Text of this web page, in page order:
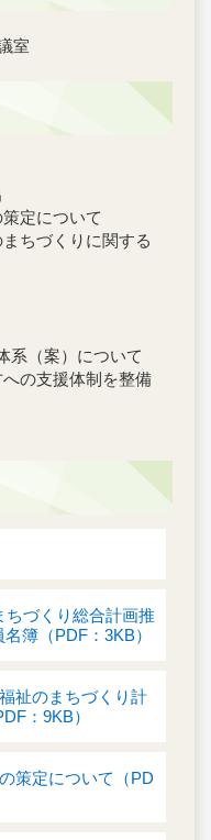
室
定について
ちづくりに関する
系（案）について
の支援体制を整備
づくり総合計画推
簿（PDF：3KB）
祉のまちづくり計
：9KB）
策定について（PD